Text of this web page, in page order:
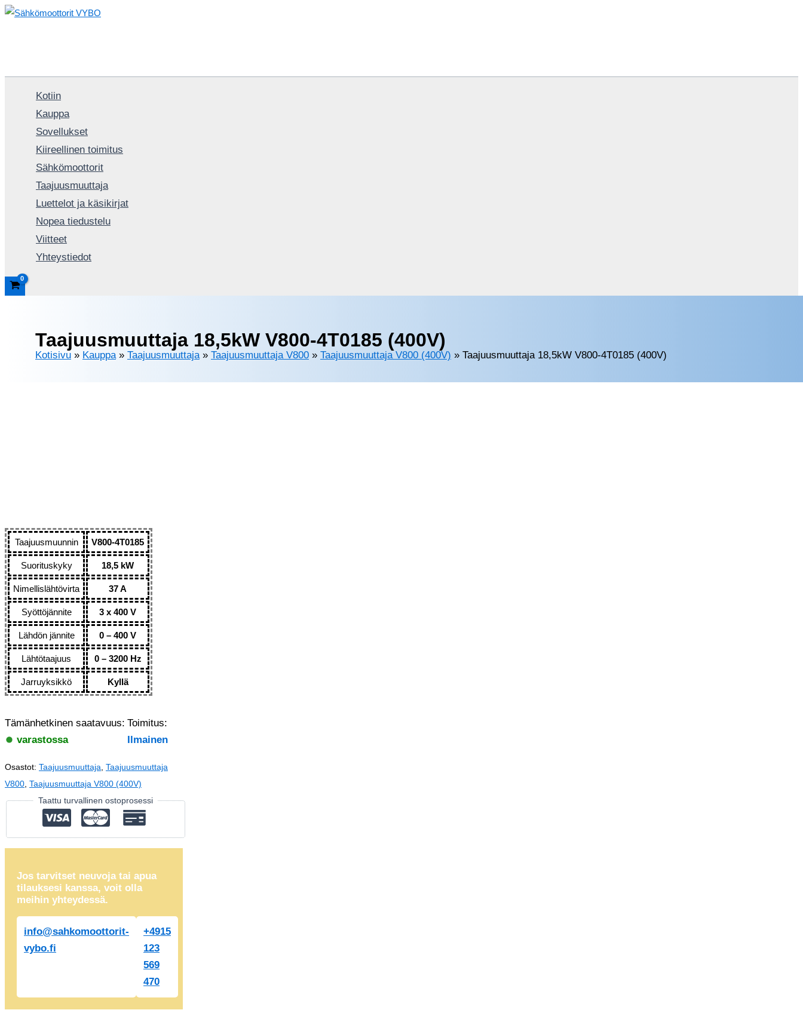
Siirry
Kotiin
Kauppa
Sovellukset
Kiireellinen toimitus
Sähkömoottorit
Taajuusmuuttaja
Luettelot ja käsikirjat
Nopea tiedustelu
Viitteet
Yhteystiedot
Taajuusmuuttaja 18,5kW V800-4T0185 (400V)
Kotisivu » Kauppa» Taajuusmuuttaja» Taajuusmuuttaja V800 » Taajuusmuuttaja V800 (400V) » Taajuusmuuttaja 18,5kW V800-4T0185 (400V)
Taajuusmuunnin V800-4T0185
Suorituskyky 18,5 kW
Nimellislähtövirta 37 A
Syöttöjännite 3 x 400 V
Lähdön jännite 0 – 400 V
Lähtötaajuus 0 – 3200 Hz
Jarruyksikkö Kyllä
Tämänhetkinen saatavuus:
varastossa
Toimitus:
Ilmainen
Osastot: Taajuusmuuttaja, Taajuusmuuttaja
V800, Taajuusmuuttaja V800 (400V)
Taattu turvallinen ostoprosessi
Jos tarvitset neuvoja tai apua
tilauksesi kanssa, voit olla
meihin yhteydessä.
info@sahkomoottorit-
vybo.fi
+4915
123
569
470